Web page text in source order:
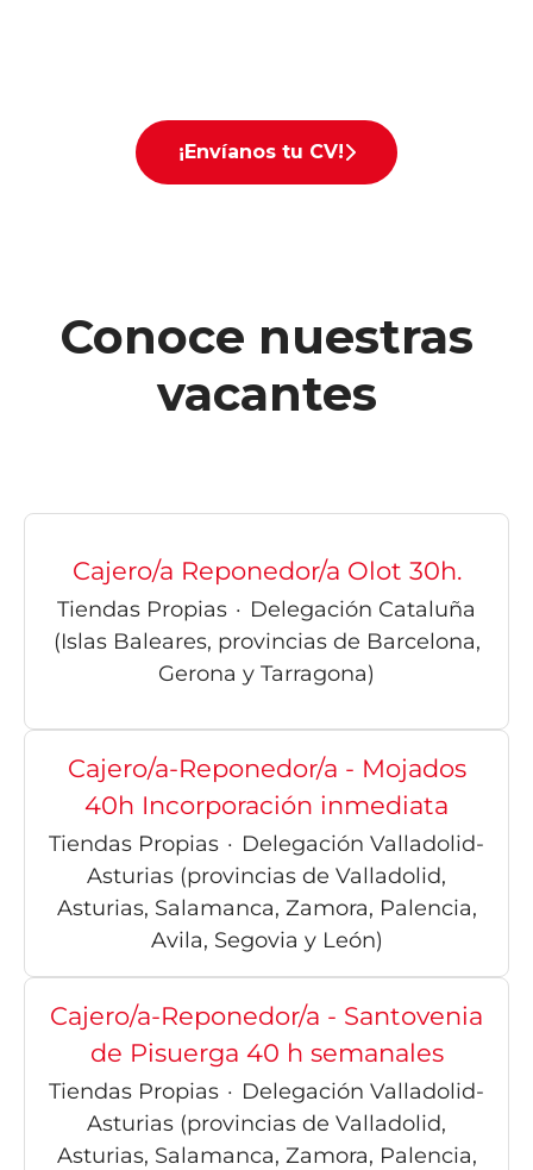
¡Envíanos tu CV!
Conoce nuestras
vacantes
Cajero/a Reponedor/a Olot 30h.
Tiendas Propias · Delegación Cataluña
(Islas Baleares, provincias de Barcelona,
Gerona y Tarragona)
Cajero/a-Reponedor/a - Mojados
40h Incorporación inmediata
Tiendas Propias · Delegación Valladolid-
Asturias (provincias de Valladolid,
Asturias, Salamanca, Zamora, Palencia,
Avila, Segovia y León)
Cajero/a-Reponedor/a - Santovenia
de Pisuerga 40 h semanales
Tiendas Propias · Delegación Valladolid-
Asturias (provincias de Valladolid,
Asturias, Salamanca, Zamora, Palencia,